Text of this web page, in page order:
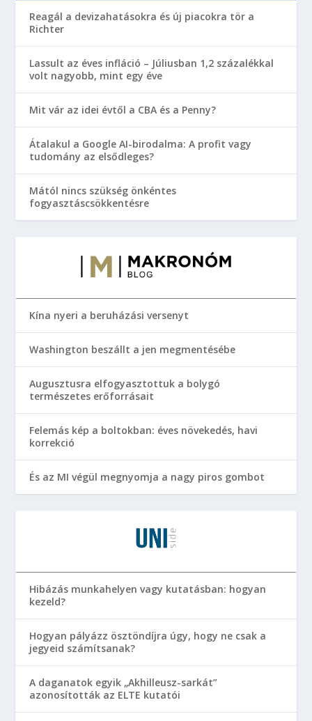
Reagál a devizahatásokra és új piacokra tör a
Richter
Lassult az éves infláció – Júliusban 1,2 százalékkal
volt nagyobb, mint egy éve
Mit vár az idei évtől a CBA és a Penny?
Átalakul a Google AI-birodalma: A profit vagy
tudomány az elsődleges?
Mától nincs szükség önkéntes
fogyasztáscsökkentésre
Kína nyeri a beruházási versenyt
Washington beszállt a jen megmentésébe
Augusztusra elfogyasztottuk a bolygó
természetes erőforrásait
Felemás kép a boltokban: éves növekedés, havi
korrekció
És az MI végül megnyomja a nagy piros gombot
Hibázás munkahelyen vagy kutatásban: hogyan
kezeld?
Hogyan pályázz ösztöndíjra úgy, hogy ne csak a
jegyeid számítsanak?
A daganatok egyik „Akhilleusz-sarkát”
azonosították az ELTE kutatói